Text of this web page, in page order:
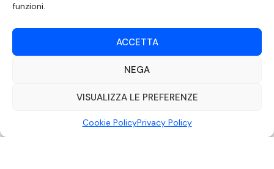
funzioni.
ACCETTA
NEGA
VISUALIZZA LE PREFERENZE
Cookie PolicyPrivacy Policy
DOCUMENTO REDATTO AI SENSI DELL’ART. 6 DEL DECRETO DEL MINISTRO
AUTOREGOLAMENTAZIONE IN MATERIA DI ATTUAZIONE DEL PRINCIPIO DEL
©2022 Video Mediterraneo – Realizzato da
Tutti i diritti riservati |